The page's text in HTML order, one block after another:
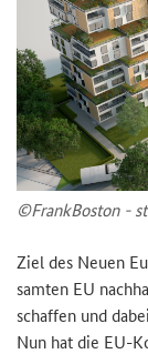
©Frank­Bos­ton -
Ziel des Neuen
sam­ten EU
schaf­fen und
Nun hat die EU-​